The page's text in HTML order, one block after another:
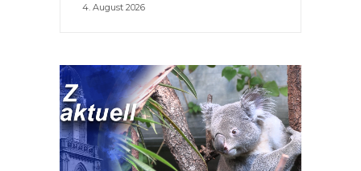
4. August 2026